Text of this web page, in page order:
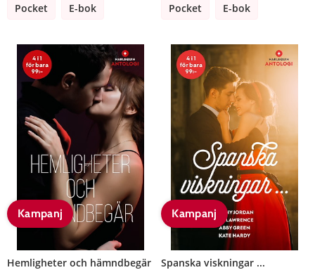
Pocket E-bok Pocket E-bok
Kampanj
Hemligheter och hämndbegär
Kampanj
Spanska viskningar ...